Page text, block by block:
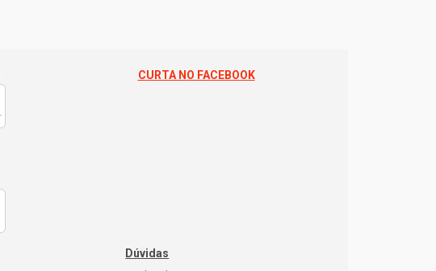
CURTA NO FACEBOOK
Dúvidas